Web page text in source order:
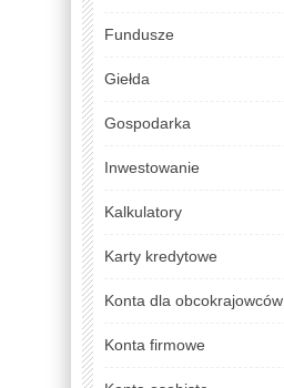
Fundusze
Giełda
Gospodarka
Inwestowanie
Kalkulatory
Karty kredytowe
Konta dla obcokrajowców
Konta firmowe